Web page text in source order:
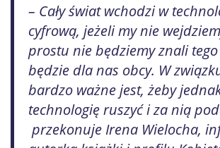
– Cały świat wchodzi w
cyfrową, jeżeli my nie
prostu nie będziemy znali
będzie dla nas obcy. W
bardzo ważne jest, żeby
technologię ruszyć i za nią
przekonuje Irena Wielocha,